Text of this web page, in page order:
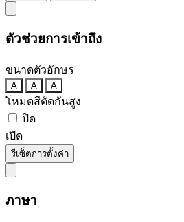
ตัวช่วยการเข้าถึง
ขนาดตัวอักษร
A A A
โหมดสีตัดกันสูง
ปิด
เปิด
รีเซ็ตการตั้งค่า
ภาษา